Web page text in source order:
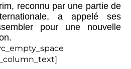
reconnu par une partie de
a appelé ses
pour une nouvelle